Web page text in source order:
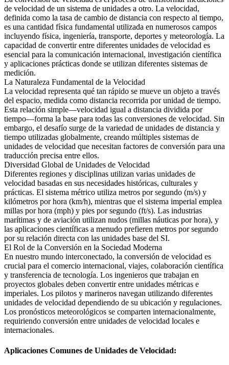
de velocidad de un sistema de unidades a otro. La velocidad,
definida como la tasa de cambio de distancia con respecto al tiempo,
es una cantidad física fundamental utilizada en numerosos campos
incluyendo física, ingeniería, transporte, deportes y meteorología. La
capacidad de convertir entre diferentes unidades de velocidad es
esencial para la comunicación internacional, investigación científica
y aplicaciones prácticas donde se utilizan diferentes sistemas de
medición.
La Naturaleza Fundamental de la Velocidad
La velocidad representa qué tan rápido se mueve un objeto a través
del espacio, medida como distancia recorrida por unidad de tiempo.
Esta relación simple—velocidad igual a distancia dividida por
tiempo—forma la base para todas las conversiones de velocidad. Sin
embargo, el desafío surge de la variedad de unidades de distancia y
tiempo utilizadas globalmente, creando múltiples sistemas de
unidades de velocidad que necesitan factores de conversión para una
traducción precisa entre ellos.
Diversidad Global de Unidades de Velocidad
Diferentes regiones y disciplinas utilizan varias unidades de
velocidad basadas en sus necesidades históricas, culturales y
prácticas. El sistema métrico utiliza metros por segundo (m/s) y
kilómetros por hora (km/h), mientras que el sistema imperial emplea
millas por hora (mph) y pies por segundo (ft/s). Las industrias
marítimas y de aviación utilizan nudos (millas náuticas por hora), y
las aplicaciones científicas a menudo prefieren metros por segundo
por su relación directa con las unidades base del SI.
El Rol de la Conversión en la Sociedad Moderna
En nuestro mundo interconectado, la conversión de velocidad es
crucial para el comercio internacional, viajes, colaboración científica
y transferencia de tecnología. Los ingenieros que trabajan en
proyectos globales deben convertir entre unidades métricas e
imperiales. Los pilotos y marineros navegan utilizando diferentes
unidades de velocidad dependiendo de su ubicación y regulaciones.
Los pronósticos meteorológicos se comparten internacionalmente,
requiriendo conversión entre unidades de velocidad locales e
internacionales.
Aplicaciones Comunes de Unidades de Velocidad: